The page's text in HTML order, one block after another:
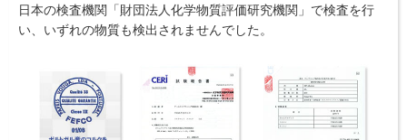
日本の検査機関「財団法人化学物質評価研究機関」で検査を行
い、いずれの物質も検出されませんでした。